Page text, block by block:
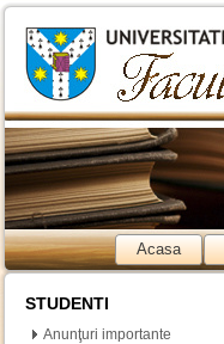
Acasa
STUDENTI
Anunţuri importante